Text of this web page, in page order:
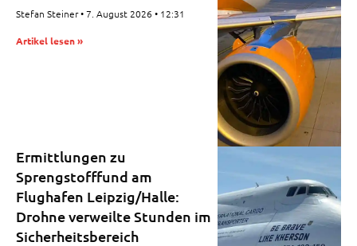
Stefan Steiner 7. August 2026 12:31
Artikel lesen »
Ermittlungen zu
Sprengstofffund am
Flughafen Leipzig/Halle:
Drohne verweilte Stunden im
Sicherheitsbereich